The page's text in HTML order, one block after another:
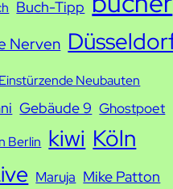
Buch-Tipp
Nerven
Einstürzende Neubauten
Gebäude 9 Ghostpoet
Berlin kiwi Köln
Maruja Mike Patton